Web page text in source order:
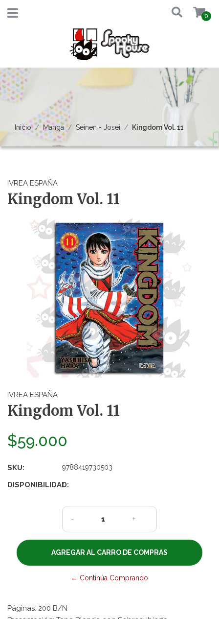
0
Inicio Manga Seinen - Josei Kingdom Vol. 11
IVREA ESPAÑA
Kingdom Vol. 11
IVREA ESPAÑA
Kingdom Vol. 11
$59.000
SKU: 9788419730503
DISPONIBILIDAD:
1
- +
← Continúa Comprando
Páginas: 200 B/N